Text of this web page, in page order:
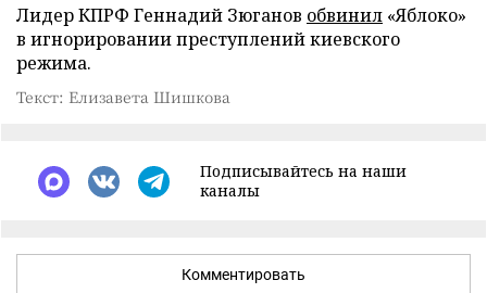
Лидер КПРФ Геннадий Зюганов обвинил «Яблоко»
в игнорировании преступлений киевского
режима.
Текст: Елизавета Шишкова
Подписывайтесь на наши
каналы
Комментировать